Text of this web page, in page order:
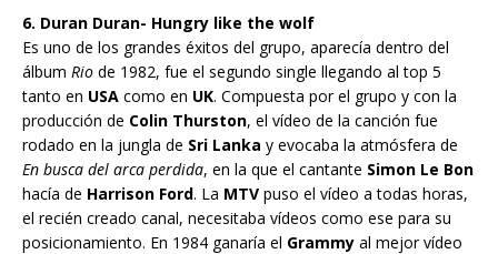
6. Duran Duran- Hungry like the wolf
Es uno de los grandes éxitos del grupo, aparecía dentro del
álbum Rio de 1982, fue el segundo single llegando al top 5
tanto en USA como en UK. Compuesta por el grupo y con la
producción de Colin Thurston, el vídeo de la canción fue
rodado en la jungla de Sri Lanka y evocaba la atmósfera de
En busca del arca perdida, en la que el cantante Simon Le Bon
hacía de Harrison Ford. La MTV puso el vídeo a todas horas,
el recién creado canal, necesitaba vídeos como ese para su
posicionamiento. En 1984 ganaría el Grammy al mejor vídeo